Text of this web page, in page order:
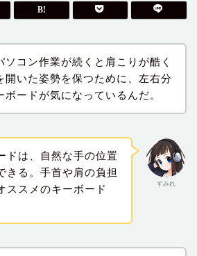
ソコン作業が続くと肩こりが酷く
開いた姿勢を保つために、左右分
ボードが気になっているんだ。
すみれ
ドは、自然な手の位置
きる。手首や肩の負担
ススメのキーボード